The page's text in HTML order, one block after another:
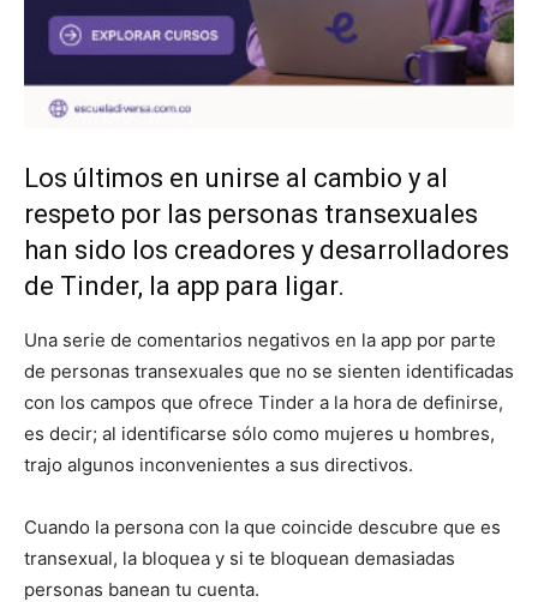
Los últimos en unirse al cambio y al
respeto por las personas transexuales
han sido los creadores y desarrolladores
de Tinder, la app para ligar.
Una serie de comentarios negativos en la app por parte
de personas transexuales que no se sienten identificadas
con los campos que ofrece Tinder a la hora de definirse,
es decir; al identificarse sólo como mujeres u hombres,
trajo algunos inconvenientes a sus directivos.
Cuando la persona con la que coincide descubre que es
transexual, la bloquea y si te bloquean demasiadas
personas banean tu cuenta.